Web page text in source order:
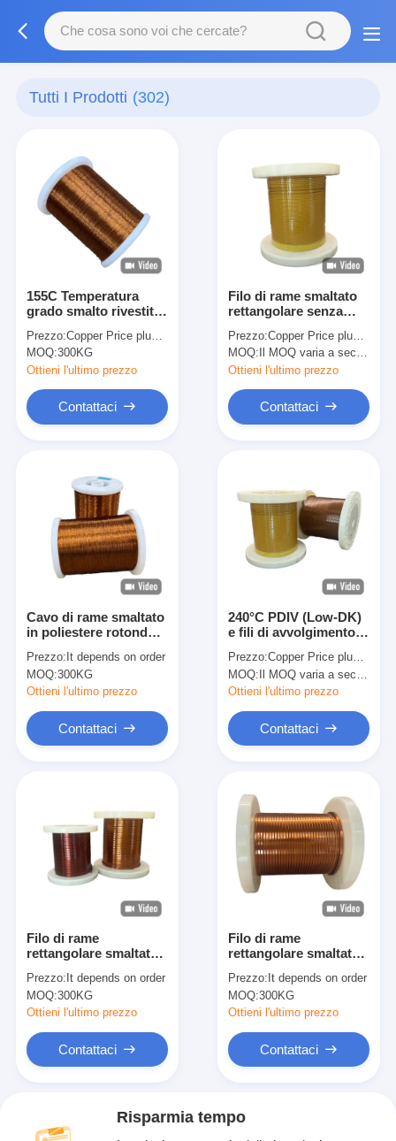
Tutti I Prodotti (302)
155C Temperatura
grado smalto rivestito
e prestazioni in rosso
naturale o verde
Prezzo:Copper Price plus Processing Fee plus Freight
MOQ:300KG
Ottieni l'ultimo prezzo
Contattaci
Filo di rame smaltato
rettangolare senza
applicazioni ad alta
temperatura
Prezzo:Copper Price plus Processing Fee plus Freight
MOQ: Il MOQ varia a seconda della dimensione della specifica
Ottieni l'ultimo prezzo
Contattaci
Cavo di rame smaltato
in poliestere rotondo
applicazioni elettriche
Prezzo: It depends on order
MOQ:300KG
Ottieni l'ultimo prezzo
Contattaci
240°C PDIV (Low-DK)
e fili di avvolgimento
smaltati resistenti alla
corona HEVW-240CL
Prezzo:Copper Price plus Processing Fee plus Freight
MOQ:Il MOQ varia a seconda della dimensione della specifica
Ottieni l'ultimo prezzo
Contattaci
Filo di rame
rettangolare smaltato
solido per applicazioni
elettriche
Prezzo: It depends on order
MOQ:300KG
Ottieni l'ultimo prezzo
Contattaci
Filo di rame
rettangolare smaltato
opzione conduttore
solido
Prezzo: It depends on order
MOQ:300KG
Ottieni l'ultimo prezzo
Contattaci
Risparmia tempo